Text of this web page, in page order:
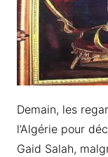
Demain, les
l’Algérie pour
Gaid Salah,